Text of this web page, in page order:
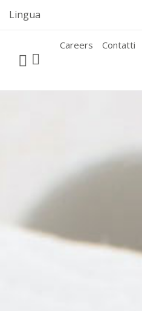
Lingua
Careers Contatti